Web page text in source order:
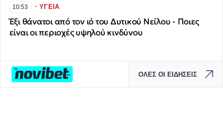
10:53 ∙ΥΓΕΙΑ
Έξι θάνατοι από τον ιό του Δυτικού Νείλου - Ποιες
είναι οι περιοχές υψηλού κινδύνου
ΟΛΕΣ ΟΙ ΕΙΔΗΣΕΙΣ